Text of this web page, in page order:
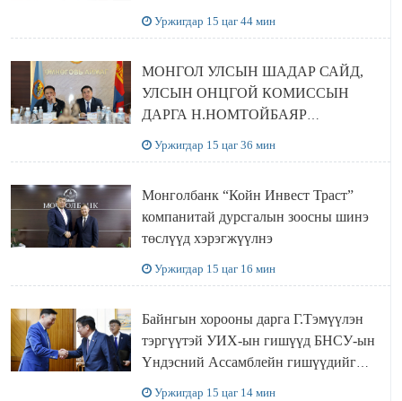
Уржигдар 15 цаг 44 мин
МОНГОЛ УЛСЫН ШАДАР САЙД,
УЛСЫН ОНЦГОЙ КОМИССЫН
ДАРГА Н.НОМТОЙБАЯР
Уржигдар 15 цаг 36 мин
Монголбанк “Койн Инвест Траст”
компанитай дурсгалын зоосны шинэ
төслүүд хэрэгжүүлнэ
Уржигдар 15 цаг 16 мин
Байнгын хорооны дарга Г.Тэмүүлэн
тэргүүтэй УИХ-ын гишүүд БНСУ-ын
Үндэсний Ассамблейн гишүүдийг
Уржигдар 15 цаг 14 мин